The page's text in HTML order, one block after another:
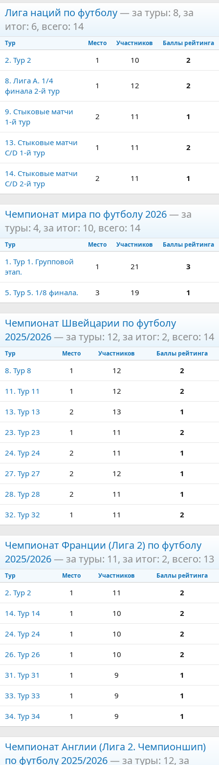
Лига наций по футболу— за туры: 8, за
итог: 6, всего: 14
Тур Место Участников Баллы рейтинга
2. Тур 2 1 10 2
8. Лига А. 1/4
финала 2-й тур
1 12 2
9. Стыковые матчи
1-й тур
2 11 1
13. Стыковые матчи
C/D 1-й тур
1 11 2
14. Стыковые матчи
C/D 2-й тур
2 11 1
Чемпионат мира по футболу 2026— за
туры: 4, за итог: 10, всего: 14
Тур Место Участников Баллы рейтинга
1. Тур 1. Групповой
этап.
1 21 3
5. Тур 5. 1/8 финала. 3 19 1
Чемпионат Швейцарии по футболу
2025/2026— за туры: 12, за итог: 2, всего: 14
Тур Место Участников Баллы рейтинга
8. Тур 8 1 12 2
11. Тур 11 1 12 2
13. Тур 13 2 13 1
23. Тур 23 1 11 2
24. Тур 24 2 11 1
27. Тур 27 2 12 1
28. Тур 28 2 11 1
32. Тур 32 1 11 2
Чемпионат Франции (Лига 2) по футболу
2025/2026— за туры: 11, за итог: 2, всего: 13
Тур Место Участников Баллы рейтинга
2. Тур 2 1 11 2
14. Тур 14 1 10 2
24. Тур 24 1 10 2
26. Тур 26 1 10 2
31. Тур 31 1 9 1
33. Тур 33 1 9 1
34. Тур 34 1 9 1
Чемпионат Англии (Лига 2. Чемпионшип)
по футболу 2025/2026— за туры: 12, за